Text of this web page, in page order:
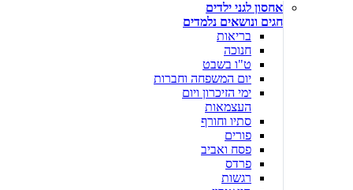
אחסון לגני ילדים
חגים ונושאים נלמדים
בריאות
חנוכה
ט"ו בשבט
יום המשפחה וחברות
ימי הזיכרון ויום
העצמאות
סתיו וחורף
פורים
פסח ואביב
פרדס
רגשות